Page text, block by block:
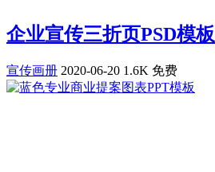
企业宣传三折页PSD模板
宣传画册 2020-06-20 1.6K 免费